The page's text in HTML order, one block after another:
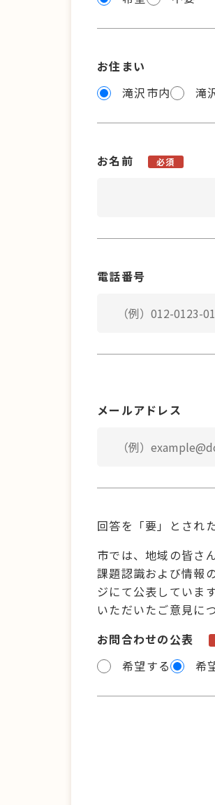
お住まい
滝沢市内
滝
お名前 必須
電話番号
メールアドレス
回答を「要」とされ
市では、地域の皆さ
課題認識および情報
ジにて公表しています
いただいたご意見に
お問合わせの公表
希望する 希